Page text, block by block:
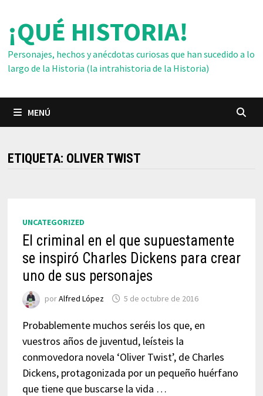
contenido
¡QUÉ HISTORIA!
Personajes, hechos y anécdotas curiosas que han sucedido a lo
largo de la Historia (la intrahistoria de la Historia)
MENÚ
ETIQUETA: OLIVER TWIST
UNCATEGORIZED
El criminal en el que supuestamente
se inspiró Charles Dickens para crear
uno de sus personajes
porAlfred López 5 de octubre de 2016
Probablemente muchos seréis los que, en
vuestros años de juventud, leísteis la
conmovedora novela ‘Oliver Twist’, de Charles
Dickens, protagonizada por un pequeño huérfano
que tiene que buscarse la vida …